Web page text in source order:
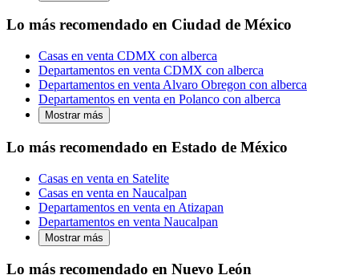
Lo más recomendado en Ciudad de México
Casas en venta CDMX con alberca
Departamentos en venta CDMX con alberca
Departamentos en venta Alvaro Obregon con alberca
Departamentos en venta en Polanco con alberca
Mostrar más
Lo más recomendado en Estado de México
Casas en venta en Satelite
Casas en venta en Naucalpan
Departamentos en venta en Atizapan
Departamentos en venta Naucalpan
Mostrar más
Lo más recomendado en Nuevo León